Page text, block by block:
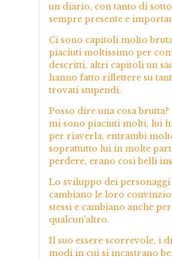
un diario, con tanto di
sempre presente e
Ci sono capitoli molto
piaciuti moltissimo per
descritti, altri capitoli un
hanno fatto riflettere su
trovati stupendi.
Posso dire una cosa
mi sono piaciuti molti, lui
per riaverla, entrambi
soprattutto lui in molte
perdere, erano così belli
Lo sviluppo dei
cambiano le loro
stessi e cambiano anche
qualcun’altro.
Il suo essere scorrevole, i
modi in cui si incastrano